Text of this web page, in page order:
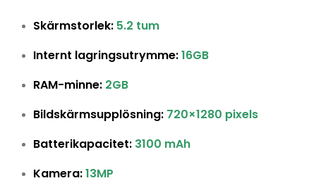
Skärmstorlek: 5.2 tum
Internt lagringsutrymme:16GB
RAM-minne: 2GB
Bildskärmsupplösning: 720×1280 pixels
Batterikapacitet: 3100 mAh
Kamera:13MP